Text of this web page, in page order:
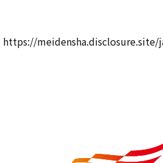
https://meidensha.disclosure.site/